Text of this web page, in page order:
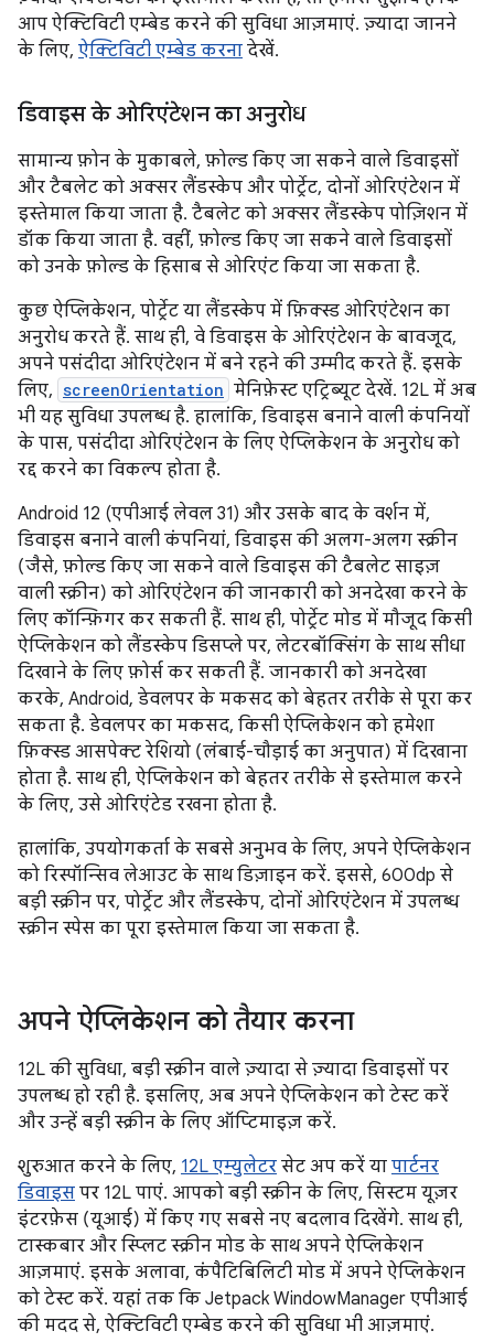
आप ऐक्टिविटी एम्बेड करने की सुविधा आज़माएं. ज़्यादा जानने
के लिए, ऐक्टिविटी एम्बेड करना देखें.
डिवाइस के ओरिएंटेशन का अनुरोध
सामान्य फ़ोन के मुकाबले, फ़ोल्ड किए जा सकने वाले डिवाइसों
और टैबलेट को अक्सर लैंडस्केप और पोर्ट्रेट, दोनों ओरिएंटेशन में
इस्तेमाल किया जाता है. टैबलेट को अक्सर लैंडस्केप पोज़िशन में
डॉक किया जाता है. वहीं, फ़ोल्ड किए जा सकने वाले डिवाइसों
को उनके फ़ोल्ड के हिसाब से ओरिएंट किया जा सकता है.
कुछ ऐप्लिकेशन, पोर्ट्रेट या लैंडस्केप में फ़िक्स्ड ओरिएंटेशन का
अनुरोध करते हैं. साथ ही, वे डिवाइस के ओरिएंटेशन के बावजूद,
अपने पसंदीदा ओरिएंटेशन में बने रहने की उम्मीद करते हैं. इसके
लिए, screenOrientation मेनिफ़ेस्ट एट्रिब्यूट देखें. 12L में अब
भी यह सुविधा उपलब्ध है. हालांकि, डिवाइस बनाने वाली कंपनियों
के पास, पसंदीदा ओरिएंटेशन के लिए ऐप्लिकेशन के अनुरोध को
रद्द करने का विकल्प होता है.
Android 12 (एपीआई लेवल 31) और उसके बाद के वर्शन में,
डिवाइस बनाने वाली कंपनियां, डिवाइस की अलग-अलग स्क्रीन
(जैसे, फ़ोल्ड किए जा सकने वाले डिवाइस की टैबलेट साइज़
वाली स्क्रीन) को ओरिएंटेशन की जानकारी को अनदेखा करने के
लिए कॉन्फ़िगर कर सकती हैं. साथ ही, पोर्ट्रेट मोड में मौजूद किसी
ऐप्लिकेशन को लैंडस्केप डिसप्ले पर, लेटरबॉक्सिंग के साथ सीधा
दिखाने के लिए फ़ोर्स कर सकती हैं. जानकारी को अनदेखा
करके, Android, डेवलपर के मकसद को बेहतर तरीके से पूरा कर
सकता है. डेवलपर का मकसद, किसी ऐप्लिकेशन को हमेशा
फ़िक्स्ड आसपेक्ट रेशियो (लंबाई-चौड़ाई का अनुपात) में दिखाना
होता है. साथ ही, ऐप्लिकेशन को बेहतर तरीके से इस्तेमाल करने
के लिए, उसे ओरिएंटेड रखना होता है.
हालांकि, उपयोगकर्ता के सबसे अनुभव के लिए, अपने ऐप्लिकेशन
को रिस्पॉन्सिव लेआउट के साथ डिज़ाइन करें. इससे, 600dp से
बड़ी स्क्रीन पर, पोर्ट्रेट और लैंडस्केप, दोनों ओरिएंटेशन में उपलब्ध
स्क्रीन स्पेस का पूरा इस्तेमाल किया जा सकता है.
अपने ऐप्लिकेशन को तैयार करना
12L की सुविधा, बड़ी स्क्रीन वाले ज़्यादा से ज़्यादा डिवाइसों पर
उपलब्ध हो रही है. इसलिए, अब अपने ऐप्लिकेशन को टेस्ट करें
और उन्हें बड़ी स्क्रीन के लिए ऑप्टिमाइज़ करें.
शुरुआत करने के लिए, 12L एम्युलेटर सेट अप करें या पार्टनर
डिवाइस पर 12L पाएं. आपको बड़ी स्क्रीन के लिए, सिस्टम यूज़र
इंटरफ़ेस (यूआई) में किए गए सबसे नए बदलाव दिखेंगे. साथ ही,
टास्कबार और स्प्लिट स्क्रीन मोड के साथ अपने ऐप्लिकेशन
आज़माएं. इसके अलावा, कंपैटिबिलिटी मोड में अपने ऐप्लिकेशन
को टेस्ट करें. यहां तक कि Jetpack WindowManager एपीआई
की मदद से, ऐक्टिविटी एम्बेड करने की सुविधा भी आज़माएं.